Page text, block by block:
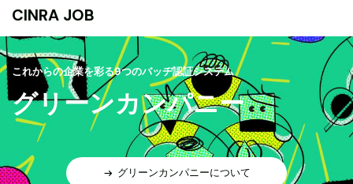
CINRA JOB
これからの企業を彩る9つのバッヂ認証システム
グリーンカンパニー
グリーンカンパニーについて